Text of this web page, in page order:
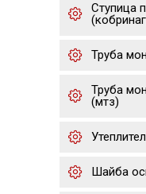
Ступица
Труба
Труба
(мтз)
Шайба